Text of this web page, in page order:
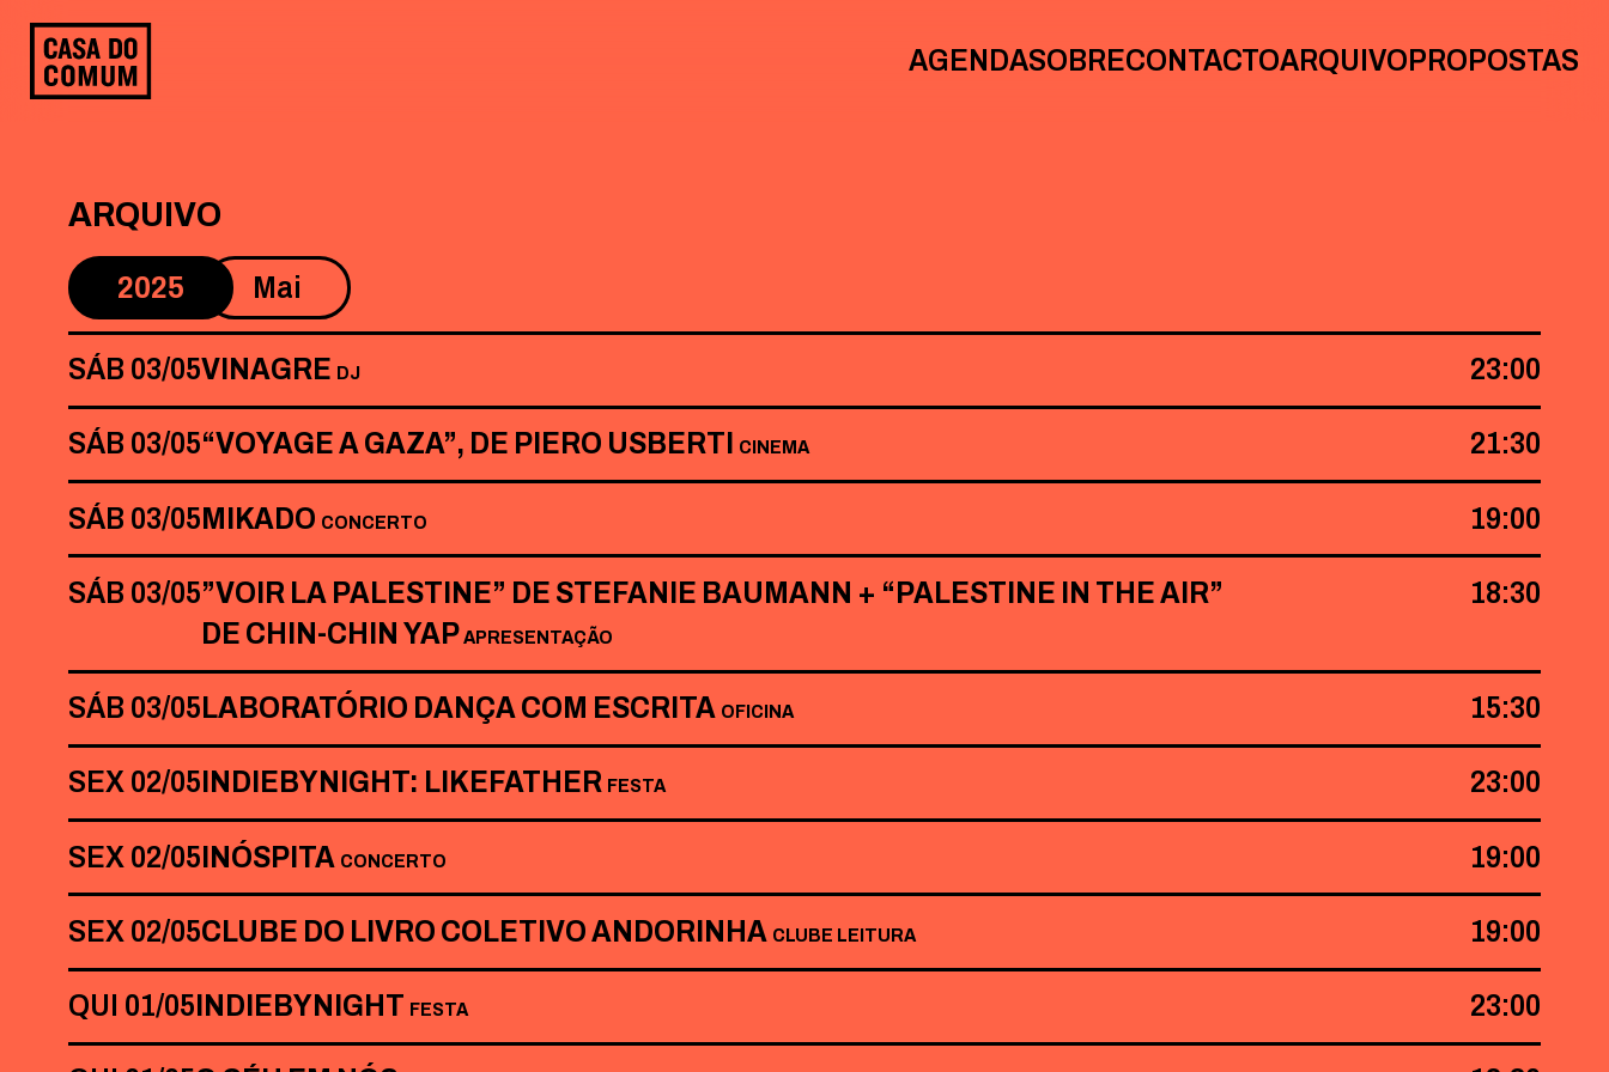
Saltar
para
AGENDASOBRECONTACTOARQUIVO PROPOSTAS
ARQUIVO
2025 Mai
SÁB 03/05VINAGRE DJ 23:00
SÁB 03/05“VOYAGE A GAZA”, DE PIERO USBERTI CINEMA 21:30
SÁB 03/05MIKADO CONCERTO 19:00
SÁB 03/05”VOIR LA PALESTINE” DE STEFANIE BAUMANN + “PALESTINE IN THE AIR”
DE CHIN-CHIN YAPAPRESENTAÇÃO
18:30
SÁB 03/05 LABORATÓRIO DANÇA COM ESCRITA OFICINA 15:30
SEX 02/05 INDIEBYNIGHT: LIKEFATHER FESTA 23:00
SEX 02/05INÓSPITA CONCERTO 19:00
SEX 02/05CLUBE DO LIVRO COLETIVO ANDORINHA CLUBE LEITURA 19:00
QUI 01/05 INDIEBYNIGHT FESTA 23:00